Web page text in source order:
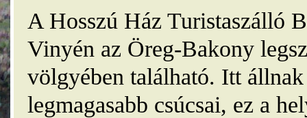
A Hosszú Ház Turistaszálló
Vinyén az Öreg-Bakony
völgyében található. Itt
legmagasabb csúcsai, ez a